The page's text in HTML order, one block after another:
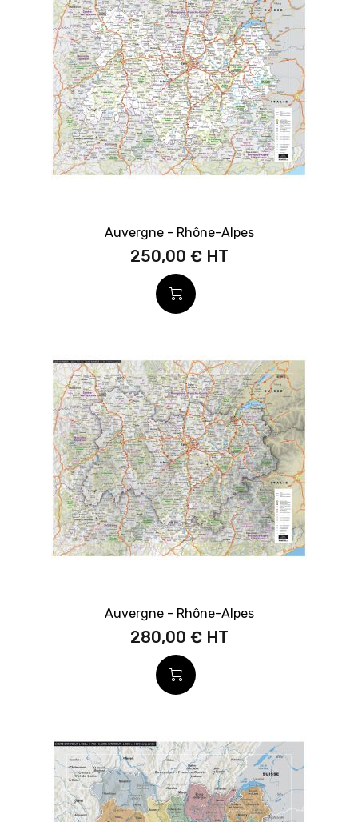
Auvergne - Rhône-Alpes
250,00 €
Auvergne - Rhône-Alpes
280,00 €